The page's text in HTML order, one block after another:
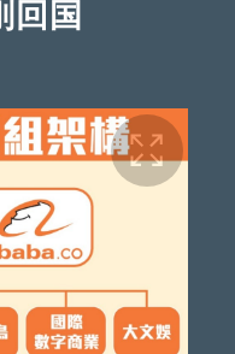
回国